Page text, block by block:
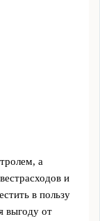
а
и
в пользу
выгоду от